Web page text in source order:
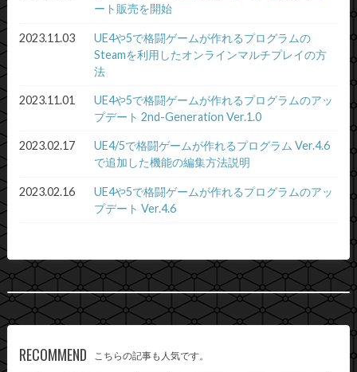
ート販売を開始
2023.11.03
UE4や5で格闘ゲームが作れるプログラムの
Steamを利用したオンラインマルチプレイの方
法
2023.11.01
UE4や5で格闘ゲームが作れるプログラムのアッ
プデート 2nd-Generation Ver.1.0
2023.02.17
UE4/5で格闘ゲームが作れるプログラム Ver.4.6
で追加した機能の編集方法説明
2023.02.16
UE4や5で格闘ゲームが作れるプログラムのアッ
プデート Ver.4.6
RECOMMEND こちらの記事も人気です。